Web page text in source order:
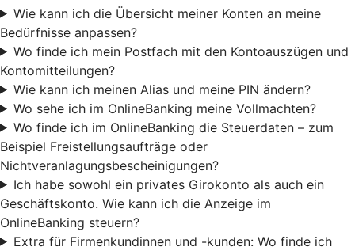
Wie kann ich die Übersicht meiner Konten an meine
Bedürfnisse anpassen?
Wo finde ich mein Postfach mit den Kontoauszügen und
Kontomitteilungen?
Wie kann ich meinen Alias und meine PIN ändern?
Wo sehe ich im OnlineBanking meine Vollmachten?
Wo finde ich im OnlineBanking die Steuerdaten – zum
Beispiel Freistellungsaufträge oder
Nichtveranlagungsbescheinigungen?
Ich habe sowohl ein privates Girokonto als auch ein
Geschäftskonto. Wie kann ich die Anzeige im
OnlineBanking steuern?
Extra für Firmenkundinnen und -kunden: Wo finde ich